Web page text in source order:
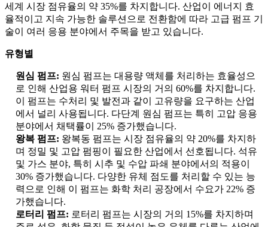
세계 시장 점유율의 약 35%를 차지합니다. 산업이 에너지 효
율적이고 지속 가능한 솔루션으로 전환함에 따라 고급 펌프 기
술이 여러 응용 분야에서 주목을 받고 있습니다.
유형별
원심 펌프: 원심 펌프는 대용량 액체를 처리하는 효율성으
로 인해 산업용 워터 펌프 시장의 거의 60%를 차지합니다.
이 펌프는 수처리 및 발전과 같이 고유량을 요구하는 산업
에서 널리 사용됩니다. 다단계 원심 펌프는 특히 고압 응용
분야에서 채택률이 25% 증가했습니다.
왕복 펌프: 왕복동 펌프는 시장 점유율의 약 20%를 차지하
며 정밀 및 고압 펌핑이 필요한 산업에서 선호됩니다. 석유
및 가스 분야, 특히 시추 및 수압 파쇄 분야에서의 적용이
30% 증가했습니다. 다양한 유체 점도를 처리할 수 있는 능
력으로 인해 이 펌프는 화학 처리 공장에서 수요가 22% 증
가했습니다.
로터리 펌프: 로터리 펌프는 시장의 거의 15%를 차지하며